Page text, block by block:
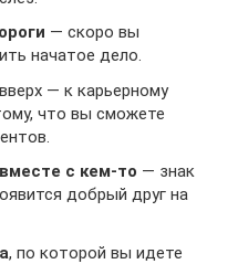
— скоро вы
начатое дело.
— к карьерному
что вы сможете
вместе с кем-то — знак
добрый друг на
, по которой вы идете